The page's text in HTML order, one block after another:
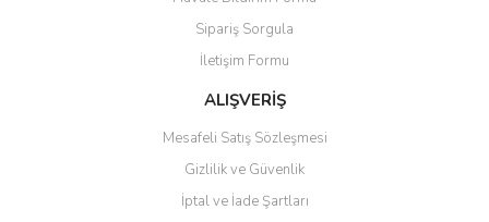
Ürün bilgilerinde hatalar bulunuyor.
Ürün fiyatı diğer sitelerden daha pahalı.
Bu ürüne benzer farklı alternatifler olmalı.
Sipariş Sorgula
İletişim Formu
ALIŞVERİŞ
Mesafeli Satış Sözleşmesi
Gizlilik ve Güvenlik
İptal ve İade Şartları